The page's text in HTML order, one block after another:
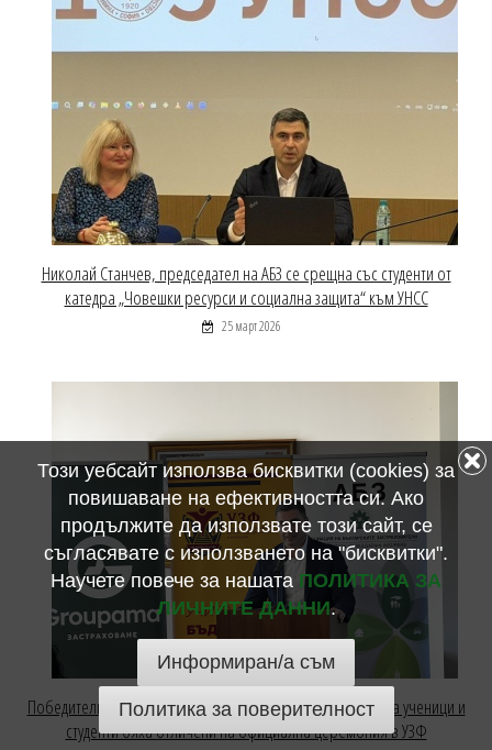
Николай Станчев, председател на АБЗ се срещна със студенти от
катедра „Човешки ресурси и социална защита“ към УНСС
25 март 2026
Победителите в Националния конкурс по застраховане за ученици и
студенти бяха отличени на официална церемония в УЗФ
Този уебсайт използва бисквитки (cookies) за
повишаване на ефективността си. Ако
продължите да използвате този сайт, се
съгласявате с използването на "бисквитки".
Научете повече за нашата ПОЛИТИКА ЗА
ЛИЧНИТЕ ДАННИ.
Информиран/а съм
Политика за поверителност